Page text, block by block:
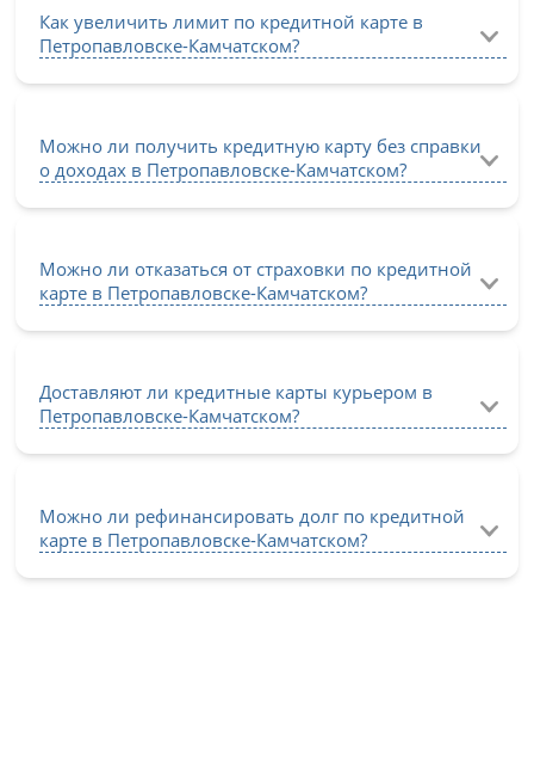
Как увеличить лимит по кредитной карте в
Петропавловске-Камчатском?
Можно ли получить кредитную карту без справки
о доходах в Петропавловске-Камчатском?
Можно ли отказаться от страховки по кредитной
карте в Петропавловске-Камчатском?
Доставляют ли кредитные карты курьером в
Петропавловске-Камчатском?
Можно ли рефинансировать долг по кредитной
карте в Петропавловске-Камчатском?